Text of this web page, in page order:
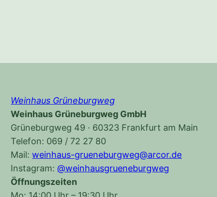
Weinhaus Grüneburgweg
Weinhaus Grüneburgweg GmbH
Grüneburgweg 49 · 60323 Frankfurt am Main
Telefon: 069 / 72 27 80
Mail:weinhaus-grueneburgweg@arcor.de
Instagram:@weinhausgrueneburgweg
Öffnungszeiten